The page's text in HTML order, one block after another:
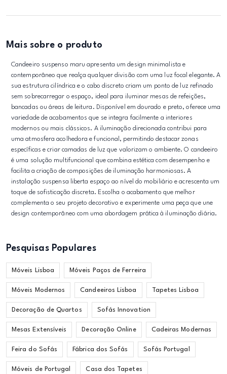
Mais sobre o produto
Candeeiro suspenso maru apresenta um design minimalista e
contemporâneo que realça qualquer divisão com uma luz focal elegante. A
sua estrutura cilíndrica e o cabo discreto criam um ponto de luz refinado
sem sobrecarregar o espaço, ideal para iluminar mesas de refeições,
bancadas ou áreas de leitura. Disponível em dourado e preto, oferece uma
variedade de acabamentos que se integra facilmente a interiores
modernos ou mais clássicos. A iluminação direcionada contribui para
uma atmosfera acolhedora e funcional, permitindo destacar zonas
específicas e criar camadas de luz que valorizam o ambiente. O candeeiro
é uma solução multifuncional que combina estética com desempenho e
facilita a criação de composições de iluminação harmoniosas. A
instalação suspensa liberta espaço ao nível do mobiliário e acrescenta um
toque de sofisticação discreta. Escolha o acabamento que melhor
complementa o seu projeto decorativo e experimente uma peça que une
design contemporâneo com uma abordagem prática à iluminação diária.
Pesquisas Populares
Móveis Lisboa Móveis Paços de Ferreira
Móveis Modernos Candeeiros Lisboa Tapetes Lisboa
Decoração de Quartos Sofás Innovation
Mesas Extensíveis Decoração Online Cadeiras Modernas
Feira do Sofás Fábrica dos Sofás Sofás Portugal
Móveis de Portugal Casa dos Tapetes